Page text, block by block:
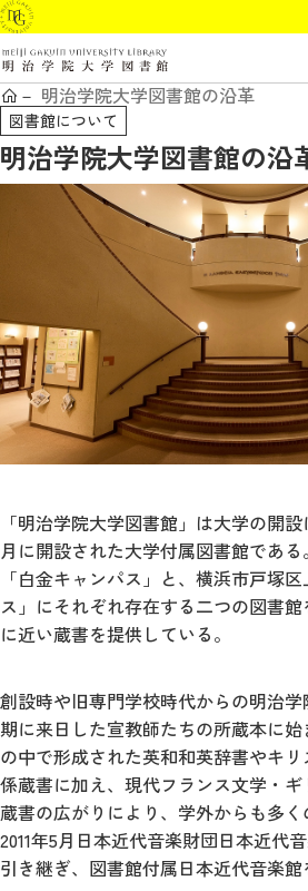
明治学院大学図書館の沿革
図書館について
明治学院大学図書館の沿
「明治学院大学図書館」は大学の開
月に開設された大学付属図書館であ
「白金キャンパス」と、横浜市戸塚
ス」にそれぞれ存在する二つの図書
に近い蔵書を提供している。
創設時や旧専門学校時代からの明治
期に来日した宣教師たちの所蔵本に始
の中で形成された英和和英辞書やキ
係蔵書に加え、現代フランス文学・
蔵書の広がりにより、学外からも多く
2011年5月日本近代音楽財団日本近代
引き継ぎ、図書館付属日本近代音楽館